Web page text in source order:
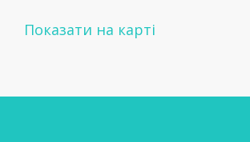
Показати на карті